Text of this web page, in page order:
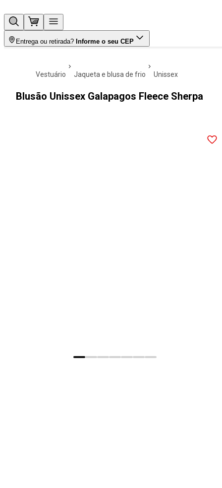
Entrega ou retirada? Informe o seu CEP
vestuário jaqueta e blusa de frio unissex
Blusão Unissex Galapagos Fleece Sherpa